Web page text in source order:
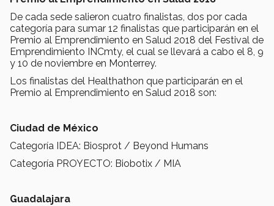
De cada sede salieron cuatro finalistas, dos por cada
categoría para sumar 12 finalistas que participarán en el
Premio al Emprendimiento en Salud 2018 del Festival de
Emprendimiento INCmty, el cual se llevará a cabo el 8, 9
y 10 de noviembre en Monterrey.
Los finalistas del Healthathon que participarán en el
Premio al Emprendimiento en Salud 2018 son:
Ciudad de México
Categoría IDEA: Biosprot / Beyond Humans
Categoría PROYECTO: Biobotix / MIA
Guadalajara